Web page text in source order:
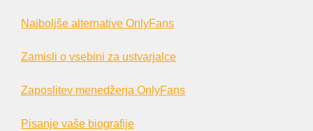
Najboljše alternative OnlyFans
Zamisli o vsebini za ustvarjalce
Zaposlitev menedžerja OnlyFans
Pisanje vaše biografije